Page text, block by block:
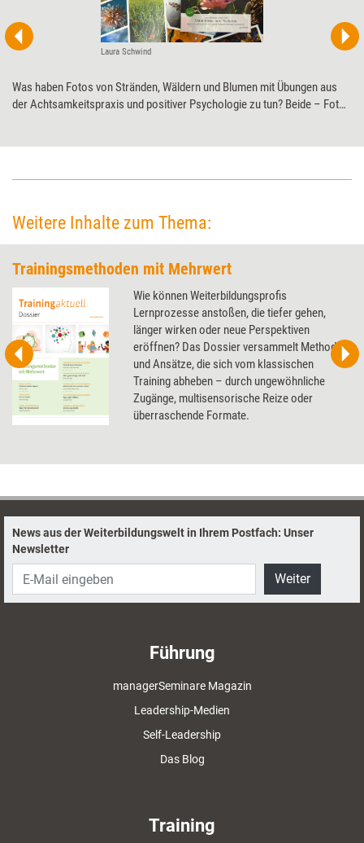
Laura Schwind
Was haben Fotos von Stränden, Wäldern und Blumen mit Übungen aus
der Achtsamkeitspraxis und positiver Psychologie zu tun? Beide – Fotos
Weitere Inhalte zum Thema:
Trainingsmethoden mit Mehrwert
Wie können Weiterbildungsprofis
Lernprozesse anstoßen, die tiefer gehen,
länger wirken oder neue Perspektiven
eröffnen? Das Dossier versammelt Methoden
und Ansätze, die sich vom klassischen
Training abheben – durch ungewöhnliche
Zugänge, multisensorische Reize oder
überraschende Formate.
News aus der Weiterbildungswelt in Ihrem Postfach: Unser
Newsletter
Weiter
Führung
managerSeminare Magazin
Leadership-Medien
Self-Leadership
Das Blog
Training